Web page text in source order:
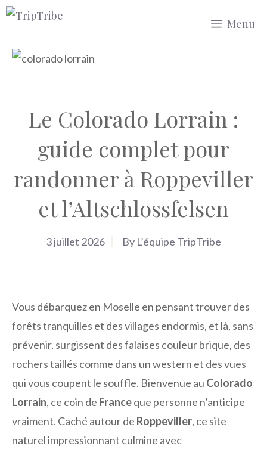
Aller
contenu
Menu
Le Colorado Lorrain :
guide complet pour
randonner à Roppeviller
et l’Altschlossfelsen
3 juillet 2026 By L’équipe TripTribe
Vous débarquez en Moselle en pensant trouver des
forêts tranquilles et des villages endormis, et là, sans
prévenir, surgissent des falaises couleur brique, des
rochers taillés comme dans un western et des vues
qui vous coupent le souffle. Bienvenue au Colorado
Lorrain, ce coin de Franceque personne n’anticipe
vraiment. Caché autour de Roppeviller, ce site
naturel impressionnant culmine avec